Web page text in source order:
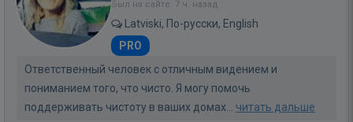
Был на сайте: 7 ч. назад
Latviski, По-русски, English
PRO
Ответственный человек с отличным видением и
пониманием того, что чисто. Я могу помочь
поддерживать чистоту в ваших домах... читать дальше